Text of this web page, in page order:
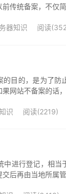
传统备案，不仅
器知识 阅读
目的，是为了防
网站不备案的话
识 阅读(2219)
中进行登记，相当
后再由当地所属管